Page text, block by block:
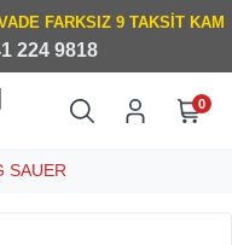
224 9818
0
SAUER